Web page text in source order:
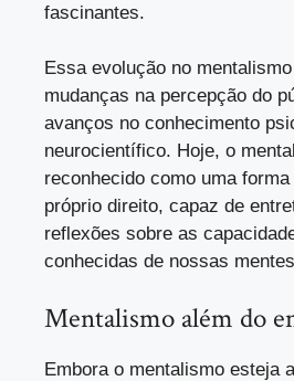
fascinantes.
Essa evolução no
mudanças na percepção do
avanços no conhecimento
neurocientífico. Hoje, o
reconhecido como uma
próprio direito, capaz de
reflexões sobre as
conhecidas de nossas
Mentalismo além do
Embora o mentalismo esteja